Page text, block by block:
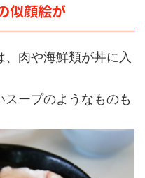
似顔絵が
肉や海鮮類が丼に入
ープのようなものも